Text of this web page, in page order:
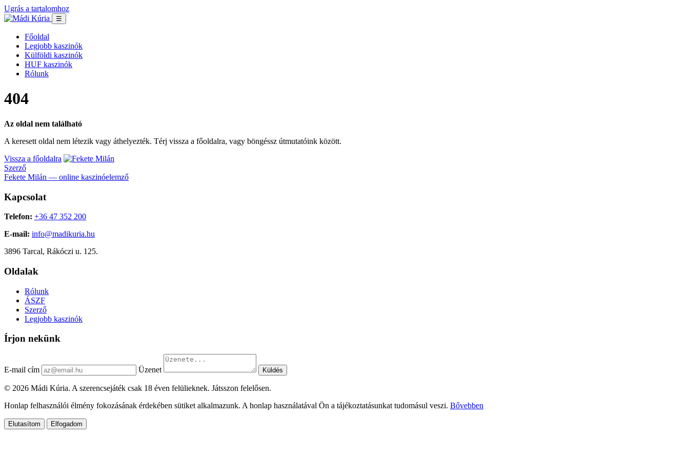
Ugrás a tartalomhoz
☰
Főoldal
Legjobb kaszinók
Külföldi kaszinók
HUF kaszinók
Rólunk
404
Az oldal nem található
A keresett oldal nem létezik vagy áthelyezték. Térj vissza a főoldalra, vagy böngéssz útmutatóink között.
Vissza a főoldalra
Szerző
Fekete Milán — online kaszinóelemző
Kapcsolat
Telefon: +36 47 352 200
E-mail: info@madikuria.hu
3896 Tarcal, Rákóczi u. 125.
Oldalak
Rólunk
ÁSZF
Szerző
Legjobb kaszinók
Írjon nekünk
E-mail cím Üzenet Küldés
© 2026 Mádi Kúria. A szerencsejáték csak 18 éven felülieknek. Játsszon felelősen.
Honlap felhasználói élmény fokozásának érdekében sütiket alkalmazunk. A honlap használatával Ön a tájékoztatásunkat tudomásul veszi. Bővebben
Elutasítom Elfogadom